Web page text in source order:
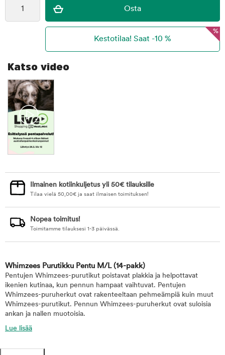
%
Katso video
Ilmainen kotiinkuljetus yli 50€ tilauksille
Tilaa vielä 50,00€ ja saat ilmaisen toimituksen!
Nopea toimitus!
Toimitamme tilauksesi 1-3 päivässä.
Whimzees Purutikku Pentu M/L (14-pakk)
Pentujen Whimzees-purutikut poistavat plakkia ja helpottavat
ikenien kutinaa, kun pennun hampaat vaihtuvat. Pentujen
Whimzees-puruherkut ovat rakenteeltaan pehmeämpiä kuin muut
Whimzees-purutikut. Pennun Whimzees-puruherkut ovat suloisia
ankan ja nallen muotoisia.
Lue lisää